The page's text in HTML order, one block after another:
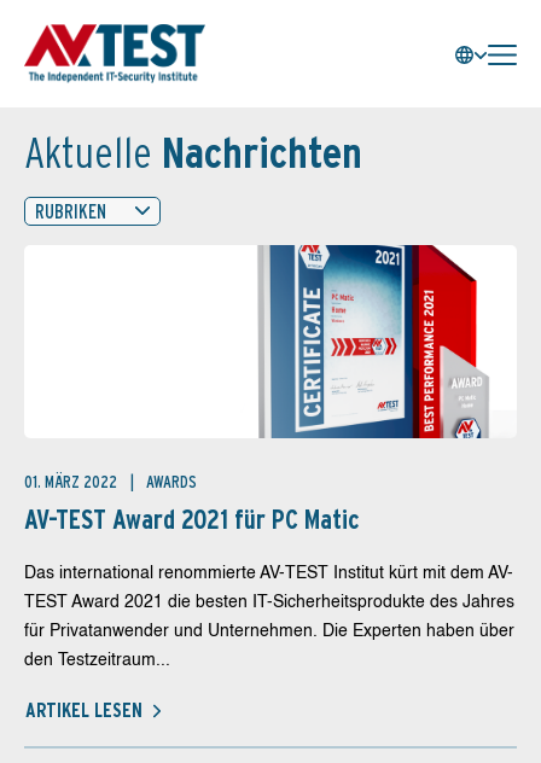
Aktuelle Nachrichten
RUBRIKEN
01. MÄRZ 2022 AWARDS
AV-TEST Award 2021 für PC Matic
Das international renommierte AV-TEST Institut kürt mit dem AV-
TEST Award 2021 die besten IT-Sicherheitsprodukte des Jahres
für Privatanwender und Unternehmen. Die Experten haben über
den Testzeitraum...
ARTIKEL LESEN